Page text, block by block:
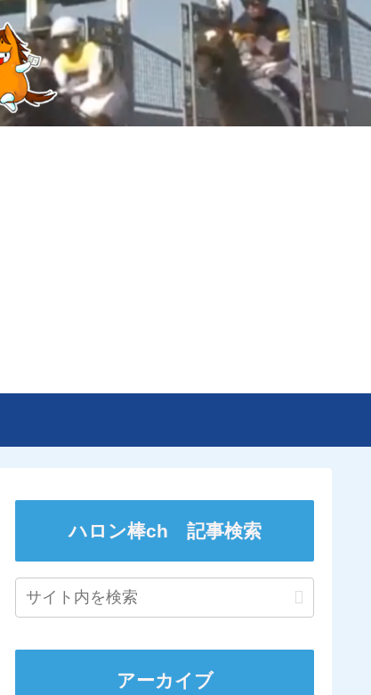
ハロン棒ch 記事検索
アーカイブ